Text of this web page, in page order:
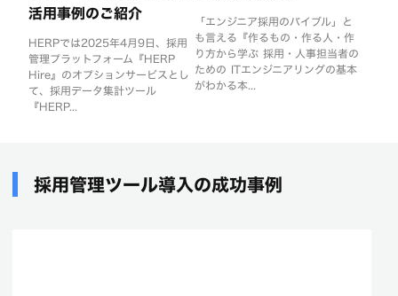
活用事例のご紹介
HERPでは2025年4月9日、採用
管理プラットフォーム『HERP
Hire』のオプションサービスとし
て、採用データ集計ツール
『HERP...
「エンジニア採用のバイブル」と
も言える『作るもの・作る人・作
り方から学ぶ 採用・人事担当者の
ための ITエンジニアリングの基本
がわかる本...
採用管理ツール導入の成功事例